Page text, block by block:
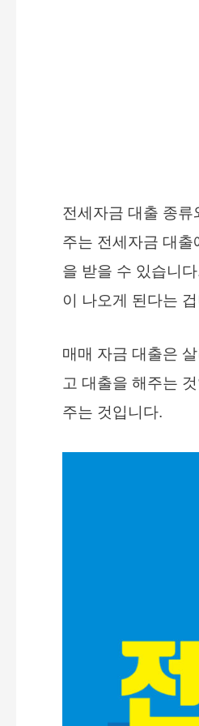
전세자금 대출 종
주는 전세자금 대
을 받을 수 있습니
이 나오게 된다는
매매 자금 대출은
고 대출을 해주는
주는 것입니다.